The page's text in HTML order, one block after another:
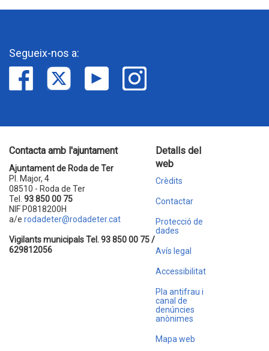
Segueix-nos a:
Contacta amb l'ajuntament
Ajuntament de Roda de Ter
Pl. Major, 4
08510 - Roda de Ter
Tel. 93 850 00 75
NIF P0818200H
a/e rodadeter@rodadeter.cat
Vigilants municipals Tel. 93 850 00 75 /
629812056
Detalls del
web
Crèdits
Contactar
Protecció de
dades
Avís legal
Accessibilitat
Pla antifrau i
canal de
denúncies
anònimes
Mapa web